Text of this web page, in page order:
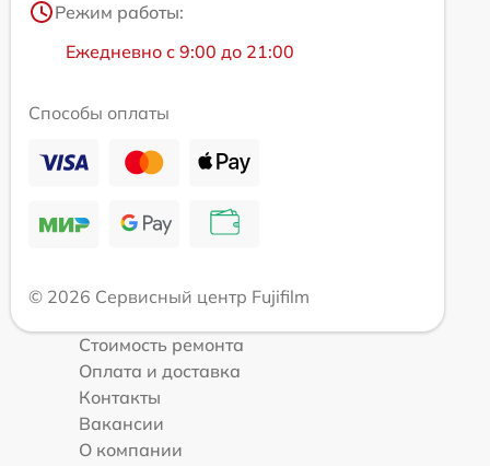
Режим работы:
Ежедневно с 9:00 до 21:00
Способы оплаты
© 2026 Сервисный центр Fujifilm
Стоимость ремонта
Оплата и доставка
Контакты
Вакансии
О компании